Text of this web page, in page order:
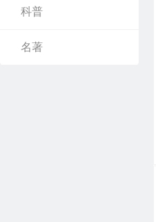
科普
名著